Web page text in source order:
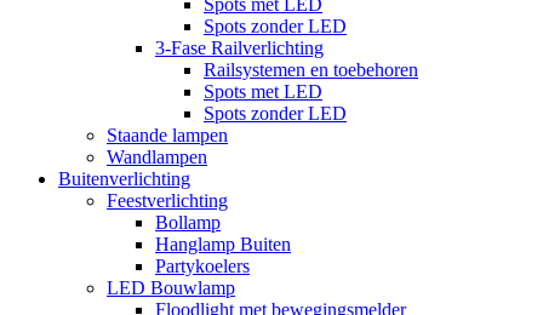
Spots met LED
Spots zonder LED
3-Fase Railverlichting
Railsystemen en toebehoren
Spots met LED
Spots zonder LED
Staande lampen
Wandlampen
Buitenverlichting
Feestverlichting
Bollamp
Hanglamp Buiten
Partykoelers
LED Bouwlamp
Floodlight met bewegingsmelder